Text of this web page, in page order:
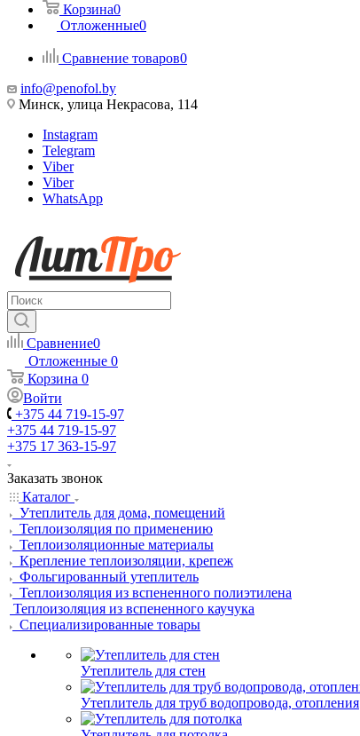
Корзина0
Отложенные0
Сравнение товаров0
info@penofol.by
Минск, улица Некрасова, 114
Instagram
Telegram
Viber
Viber
WhatsApp
Сравнение0
Отложенные 0
Корзина 0
Войти
+375 44 719-15-97
+375 44 719-15-97
+375 17 363-15-97
Заказать звонок
Каталог
Утеплитель для дома, помещений
Теплоизоляция по применению
Теплоизоляционные материалы
Крепление теплоизоляции, крепеж
Фольгированный утеплитель
Теплоизоляция из вспененного полиэтилена
Теплоизоляция из вспененного каучука
Специализированные товары
Утеплитель для стен
Утеплитель для труб водопровода, отопления